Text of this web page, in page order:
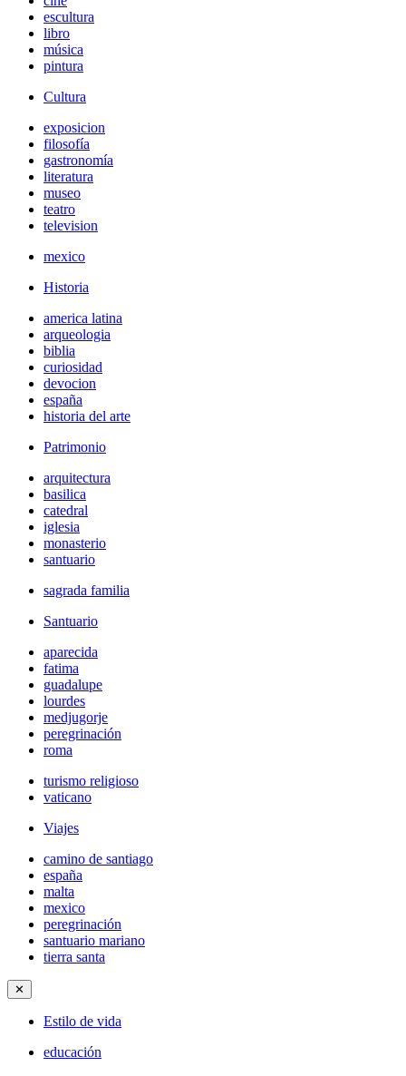
escultura
libro
música
pintura
Cultura
exposicion
filosofía
gastronomía
literatura
museo
teatro
television
mexico
Historia
america latina
arqueologia
biblia
curiosidad
devocion
españa
historia del arte
Patrimonio
arquitectura
basilica
catedral
iglesia
monasterio
santuario
sagrada familia
Santuario
aparecida
fatima
guadalupe
lourdes
medjugorje
peregrinación
roma
turismo religioso
vaticano
Viajes
camino de santiago
españa
malta
mexico
peregrinación
santuario mariano
tierra santa
✕
Estilo de vida
educación